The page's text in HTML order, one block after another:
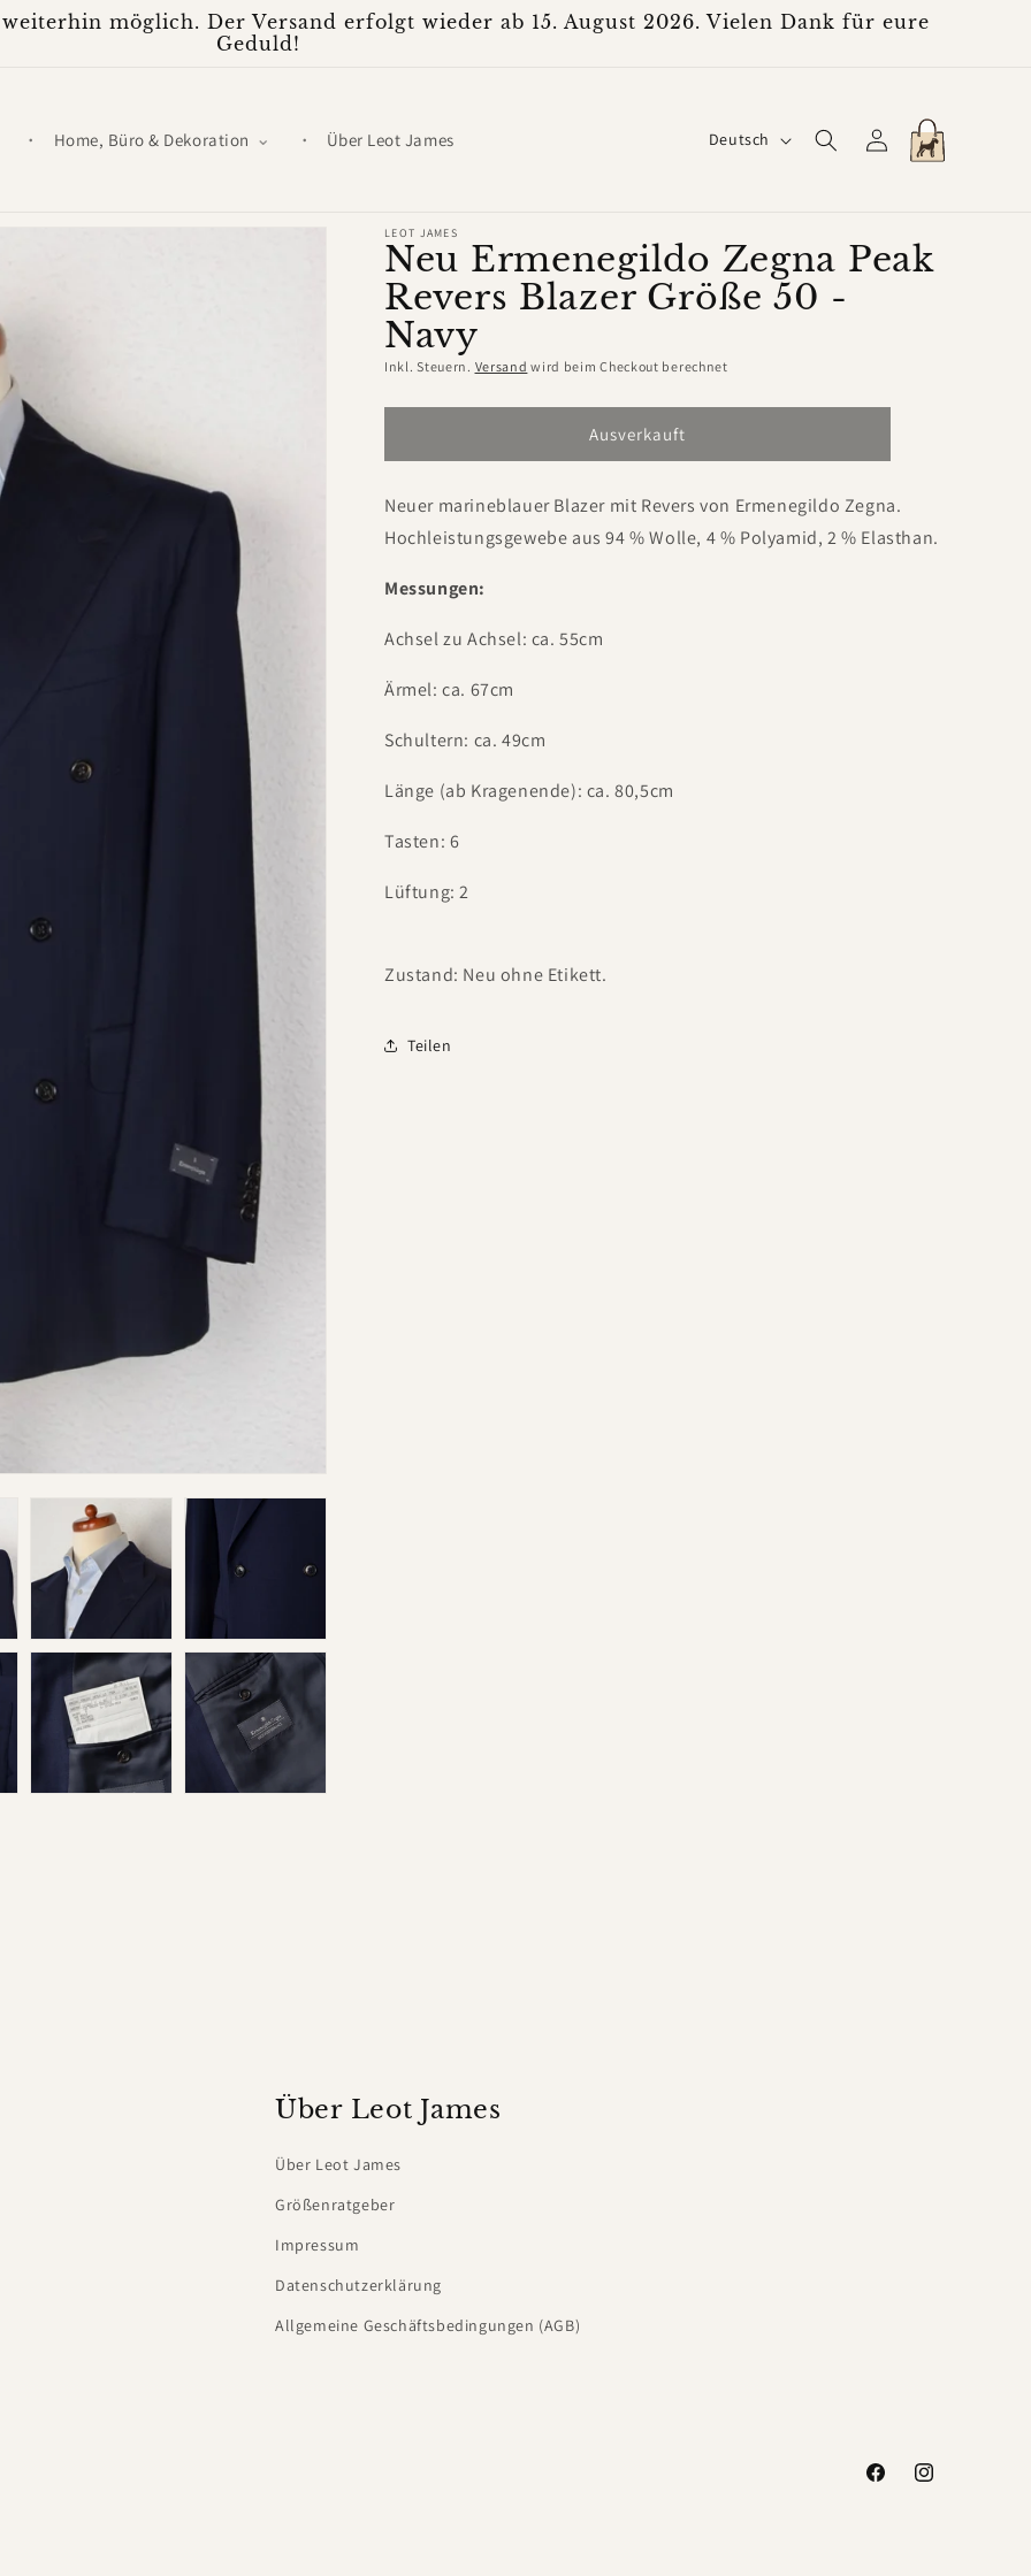
möglich. Der Versand erfolgt wieder ab 15. August 2026. Vielen Dank für eure
Geduld!
Home, Büro & Dekoration Über Leot James
S
a
c
e
Deutsch EinloggenWarenkorb
LEOT JAMES
Neu Ermenegildo Zegna Peak
Revers Blazer Größe 50 -
Navy
Inkl. Steuern. Versand wird beim Checkout berechnet
Ausverkauft
Neuer marineblauer Blazer mit Revers von Ermenegildo Zegna.
Hochleistungsgewebe aus 94 % Wolle, 4 % Polyamid, 2 % Elasthan.
Messungen:
Achsel zu Achsel: ca. 55cm
Ärmel: ca. 67cm
Schultern: ca. 49cm
Länge (ab Kragenende): ca. 80,5cm
Tasten: 6
Lüftung: 2
Zustand: Neu ohne Etikett.
Teilen
Über Leot James
Über Leot James
Größenratgeber
Impressum
Datenschutzerklärung
Allgemeine Geschäftsbedingungen (AGB)
FacebookInstagram